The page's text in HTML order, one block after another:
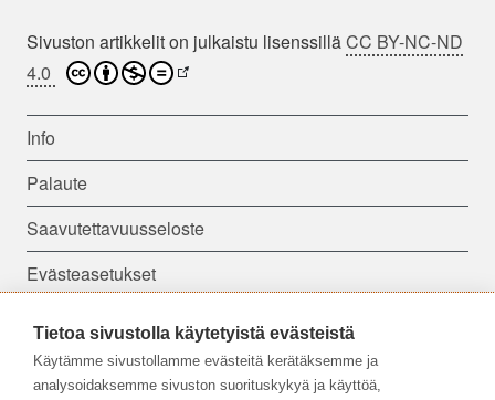
Sivuston artikkelit on julkaistu lisenssilläCC BY-NC-ND
4.0
Info
Palaute
Saavutettavuusseloste
Evästeasetukset
Seuraa meitä:
Tietoa sivustolla käytetyistä evästeistä
Käytämme sivustollamme evästeitä kerätäksemme ja
analysoidaksemme sivuston suorituskykyä ja käyttöä,